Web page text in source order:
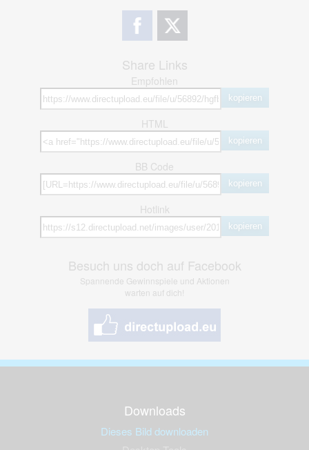
Share Links
Empfohlen
kopieren
HTML
kopieren
BB Code
kopieren
Hotlink
kopieren
Besuch uns doch auf Facebook
Spannende Gewinnspiele und Aktionen
warten auf dich!
Downloads
Dieses Bild downloaden